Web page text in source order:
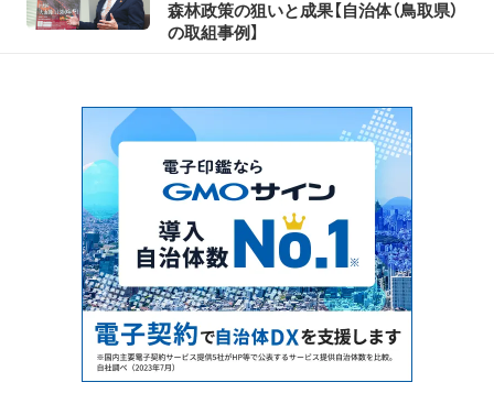
森林政策の狙いと成果【自治体（鳥取県）
の取組事例】